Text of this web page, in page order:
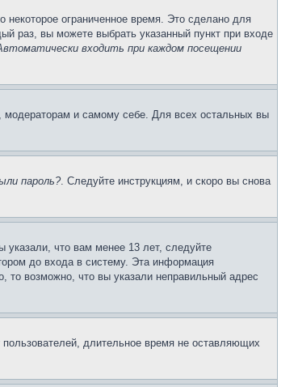
ограниченное время. Это сделано для
раз, вы можете выбрать указанный пункт при входе
входить при каждом посещении
модераторам и самому себе. Для всех остальных вы
пароль?. Следуйте инструкциям, и скоро вы снова
указали, что вам менее 13 лет, следуйте
до входа в систему. Эта информация
то возможно, что вы указали неправильный адрес
длительное время не оставляющих